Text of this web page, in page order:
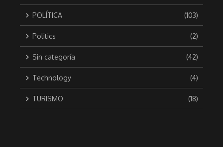
POLÍTICA (103)
Politics (2)
Sin categoría (42)
Technology (4)
TURISMO (18)